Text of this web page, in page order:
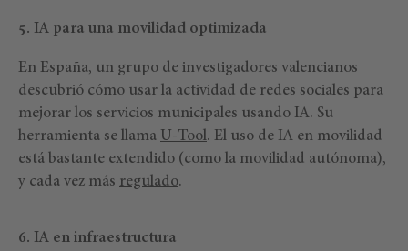
5. IA para una movilidad optimizada
En España, un grupo de investigadores valencianos
descubrió cómo usar la actividad de redes sociales para
mejorar los servicios municipales usando IA. Su
herramienta se llama U-Tool. El uso de IA en movilidad
está bastante extendido (como la movilidad autónoma),
y cada vez más regulado.
6. IA en infraestructura